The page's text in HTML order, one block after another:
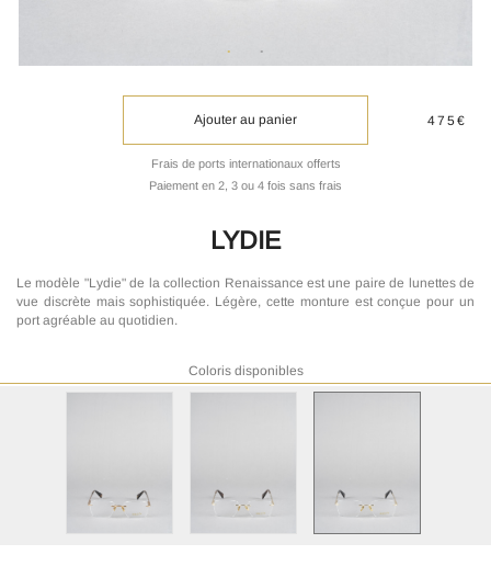
Ajouter au panier
Frais de ports internationaux offerts
Paiement en 2, 3 ou 4 fois sans frais
475€
LYDIE
Le modèle "Lydie" de la collection Renaissance est une paire de lunettes de
vue discrète mais sophistiquée. Légère, cette monture est conçue pour un
port agréable au quotidien.
Coloris disponibles